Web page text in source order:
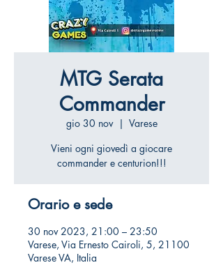
MTG Serata
Commander
gio 30 nov
  |
Varese
Vieni ogni giovedì a giocare
commander e centurion!!!
Orario e sede
30 nov 2023, 21:00 – 23:50
Varese, Via Ernesto Cairoli, 5, 21100
Varese VA, Italia